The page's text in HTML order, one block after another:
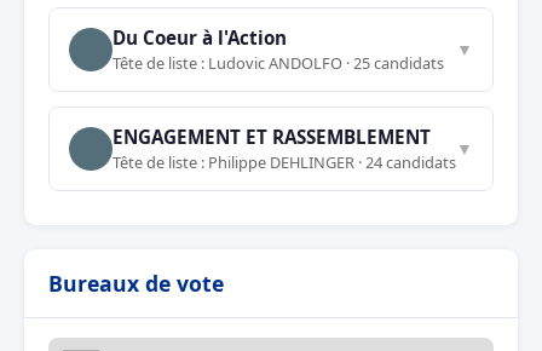
Du Coeur à l'Action
Tête de liste : Ludovic ANDOLFO · 25 candidats
▼
ENGAGEMENT ET RASSEMBLEMENT
Tête de liste : Philippe DEHLINGER · 24 candidats
▼
Bureaux de vote